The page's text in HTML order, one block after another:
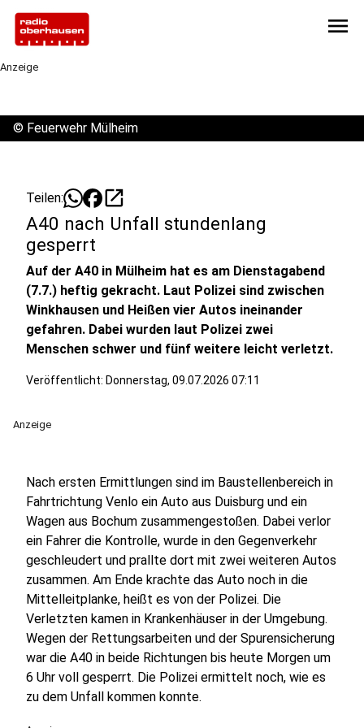
menu
Anzeige
© Feuerwehr Mülheim
Teilen: open_in_new
A40 nach Unfall stundenlang
gesperrt
Auf der A40 in Mülheim hat es am Dienstagabend
(7.7.) heftig gekracht. Laut Polizei sind zwischen
Winkhausen und Heißen vier Autos ineinander
gefahren. Dabei wurden laut Polizei zwei
Menschen schwer und fünf weitere leicht verletzt.
Veröffentlicht: Donnerstag, 09.07.2026 07:11
Anzeige
Nach ersten Ermittlungen sind im Baustellenbereich in
Fahrtrichtung Venlo ein Auto aus Duisburg und ein
Wagen aus Bochum zusammengestoßen. Dabei verlor
ein Fahrer die Kontrolle, wurde in den Gegenverkehr
geschleudert und prallte dort mit zwei weiteren Autos
zusammen. Am Ende krachte das Auto noch in die
Mittelleitplanke, heißt es von der Polizei. Die
Verletzten kamen in Krankenhäuser in der Umgebung.
Wegen der Rettungsarbeiten und der Spurensicherung
war die A40 in beide Richtungen bis heute Morgen um
6 Uhr voll gesperrt. Die Polizei ermittelt noch, wie es
zu dem Unfall kommen konnte.